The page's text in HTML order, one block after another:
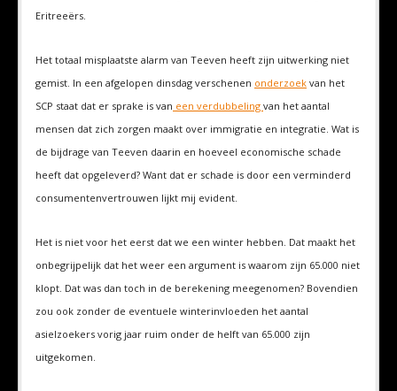
Eritreeërs.
Het totaal misplaatste alarm van Teeven heeft zijn uitwerking niet
gemist. In een afgelopen dinsdag verschenen onderzoek van het
SCP staat dat er sprake is van een verdubbeling van het aantal
mensen dat zich zorgen maakt over immigratie en integratie. Wat is
de bijdrage van Teeven daarin en hoeveel economische schade
heeft dat opgeleverd? Want dat er schade is door een verminderd
consumentenvertrouwen lijkt mij evident.
Het is niet voor het eerst dat we een winter hebben. Dat maakt het
onbegrijpelijk dat het weer een argument is waarom zijn 65.000 niet
klopt. Dat was dan toch in de berekening meegenomen? Bovendien
zou ook zonder de eventuele winterinvloeden het aantal
asielzoekers vorig jaar ruim onder de helft van 65.000 zijn
uitgekomen.